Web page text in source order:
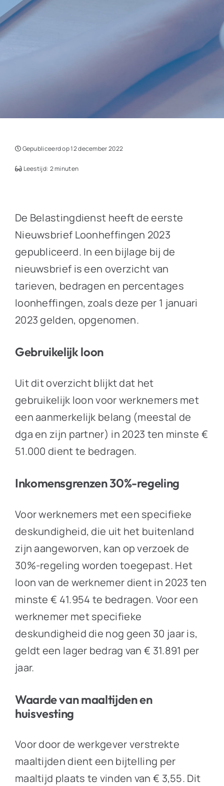
Gepubliceerd op 12 december 2022
Leestijd: 2 minuten
De Belastingdienst heeft de eerste
Nieuwsbrief Loonheffingen 2023
gepubliceerd. In een bijlage bij de
nieuwsbrief is een overzicht van
tarieven, bedragen en percentages
loonheffingen, zoals deze per 1 januari
2023 gelden, opgenomen.
Gebruikelijk loon
Uit dit overzicht blijkt dat het
gebruikelijk loon voor werknemers met
een aanmerkelijk belang (meestal de
dga en zijn partner) in 2023 ten minste €
51.000 dient te bedragen.
Inkomensgrenzen 30%-regeling
Voor werknemers met een specifieke
deskundigheid, die uit het buitenland
zijn aangeworven, kan op verzoek de
30%-regeling worden toegepast. Het
loon van de werknemer dient in 2023 ten
minste € 41.954 te bedragen. Voor een
werknemer met specifieke
deskundigheid die nog geen 30 jaar is,
geldt een lager bedrag van € 31.891 per
jaar.
Waarde van maaltijden en
huisvesting
Voor door de werkgever verstrekte
maaltijden dient een bijtelling per
maaltijd plaats te vinden van € 3,55. Dit